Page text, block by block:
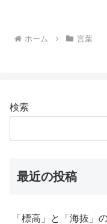
ホーム 言葉
検索
最近の投稿
「標高」と「海抜」